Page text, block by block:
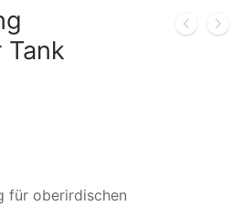
für oberirdischen